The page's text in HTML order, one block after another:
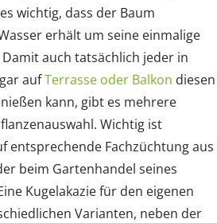
wichtig, dass der Baum
erhält um seine einmalige
auch tatsächlich jeder in
aufTerrasse oder Balkon diesen
kann, gibt es mehrere
Wichtig ist
entsprechende Fachzüchtung aus
beim Gartenhandel seines
Kugelakazie für den eigenen
Varianten, neben der